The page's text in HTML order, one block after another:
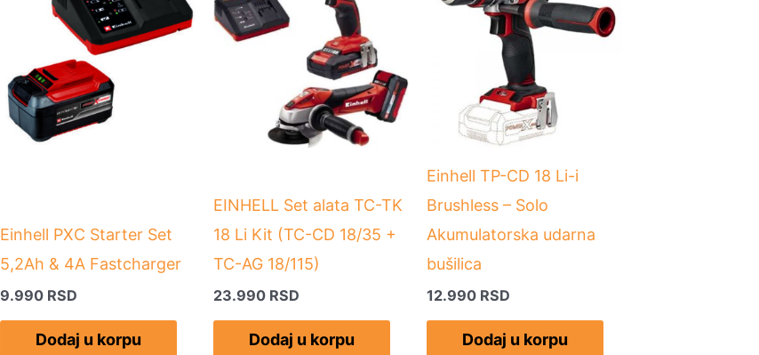
Einhell PXC Starter Set
5,2Ah & 4A Fastcharger
9.990 RSD
Dodaj u korpu
EINHELL Set alata TC-TK
18 Li Kit (TC-CD 18/35 +
TC-AG 18/115)
23.990 RSD
Dodaj u korpu
Einhell TP-CD 18 Li-i
Brushless – Solo
Akumulatorska udarna
bušilica
12.990 RSD
Dodaj u korpu